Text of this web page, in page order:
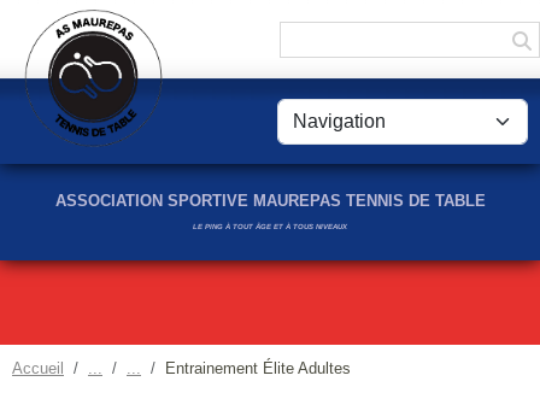
ASSOCIATION SPORTIVE MAUREPAS TENNIS DE TABLE
LE PING À TOUT ÂGE ET À TOUS NIVEAUX
Accueil Entrainement Élite Adultes
Panneau de gestion des cookies